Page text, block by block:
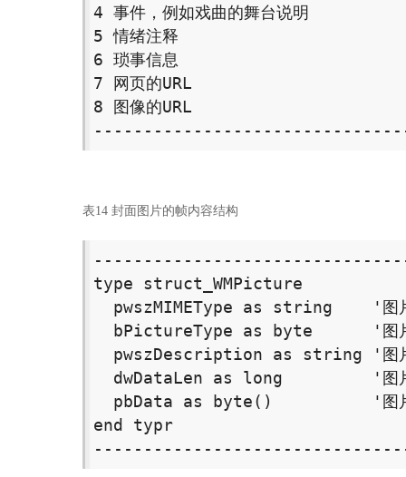
4 事件，例如戏曲的舞台说明
5 情绪注释
6 琐事信息
7 网页的URL
8 图像的URL
表14 封面图片的帧内容结构
type struct_WMPicture
pwszMIMEType as string    '图
bPictureType as byte      '图
pwszDescription as string '图
dwDataLen as long         '图
pbData as byte()          '图
end typr